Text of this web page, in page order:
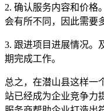
2. 确认服务内容和价格
会有所不同，因此需要
3. 跟进项目进展情况。
期完成工作。
总之，在潜山县这样一
站已经成为企业竞争力